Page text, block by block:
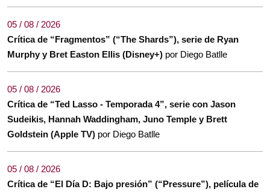
05 / 08 / 2026
Crítica de “Fragmentos” (“The Shards”), serie de Ryan
Murphy y Bret Easton Ellis (Disney+) por Diego Batlle
05 / 08 / 2026
Crítica de “Ted Lasso - Temporada 4”, serie con Jason
Sudeikis, Hannah Waddingham, Juno Temple y Brett
Goldstein (Apple TV) por Diego Batlle
05 / 08 / 2026
Crítica de “El Día D: Bajo presión” (“Pressure”), película de